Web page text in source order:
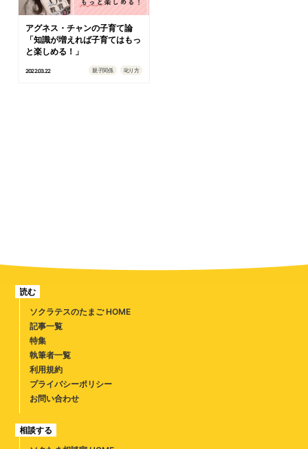
アグネス・チャンの子育て論
「知識が増えれば子育てはもっ
と楽しめる！」
2022.03.22 親子関係 叱り方
読む
ソクラテスのたまご HOME
記事一覧
特集
執筆者一覧
利用規約
プライバシーポリシー
お問い合わせ
相談する